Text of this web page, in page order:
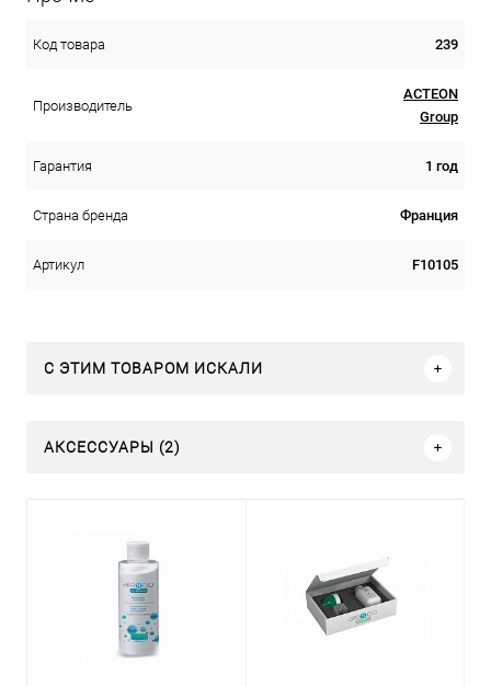
Код товара 239
Производитель
ACTEON
Group
Гарантия 1 год
Страна бренда Франция
Артикул F10105
C ЭТИМ ТОВАРОМ ИСКАЛИ
АКСЕССУАРЫ (2)